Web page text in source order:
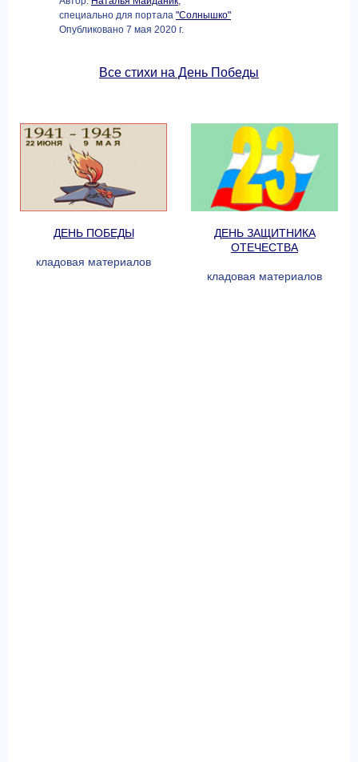
специально для портала "Солнышко"
Опубликовано 7 мая 2020 г.
Все стихи на День Победы
ДЕНЬ ПОБЕДЫ
кладовая материалов
ДЕНЬ ЗАЩИТНИКА
ОТЕЧЕСТВА
кладовая материалов